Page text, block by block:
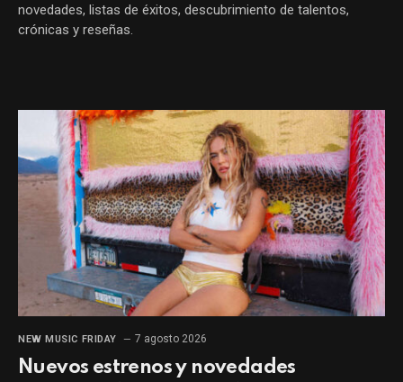
novedades, listas de éxitos, descubrimiento de talentos,
crónicas y reseñas.
NEW MUSIC FRIDAY 7 agosto 2026
Nuevos estrenos y novedades